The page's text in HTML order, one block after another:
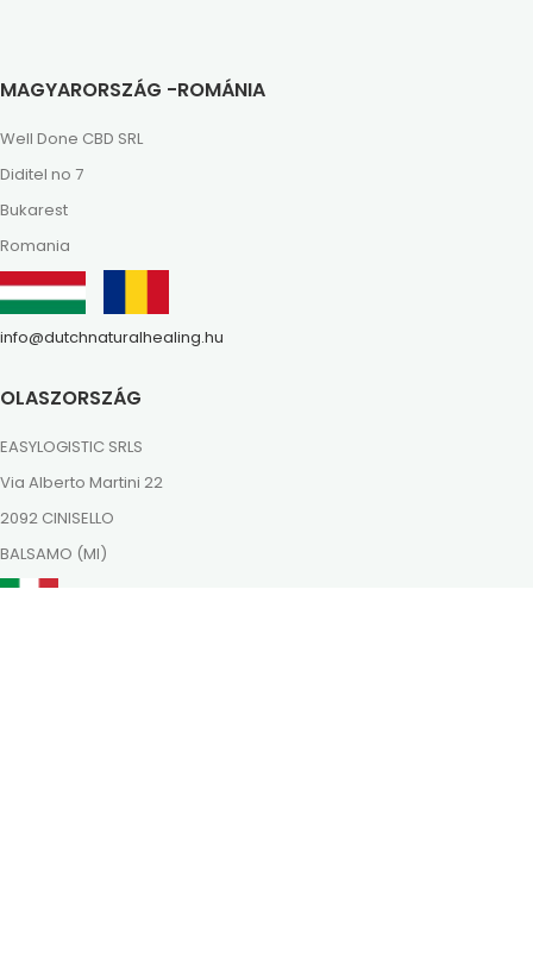
MAGYARORSZÁG -ROMÁNIA
Well Done CBD SRL
Diditel no 7
Bukarest
Romania
info@dutchnaturalhealing.hu
OLASZORSZÁG
EASYLOGISTIC SRLS
Via Alberto Martini 22
2092 CINISELLO
BALSAMO (MI)